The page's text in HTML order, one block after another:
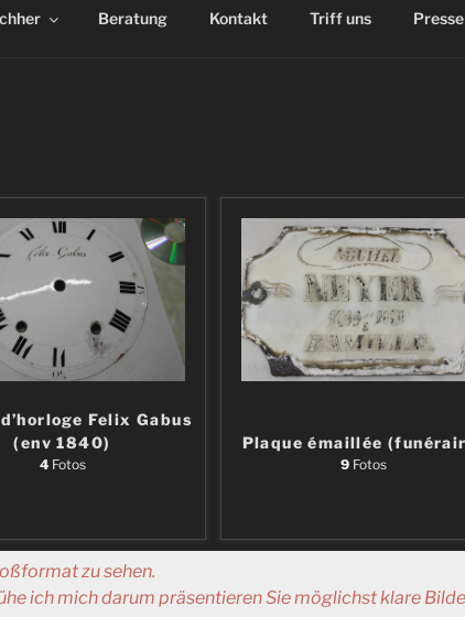
Beratung Kontakt Triff uns Presse
Felix Gabus
(env 1840)
4Fotos
Plaque émaillée
9Fotos
zu sehen.
ich mich darum präsentieren Sie möglichst klare